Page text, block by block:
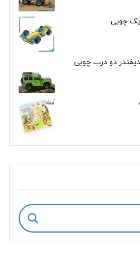
چوبی
دو درب چوبی